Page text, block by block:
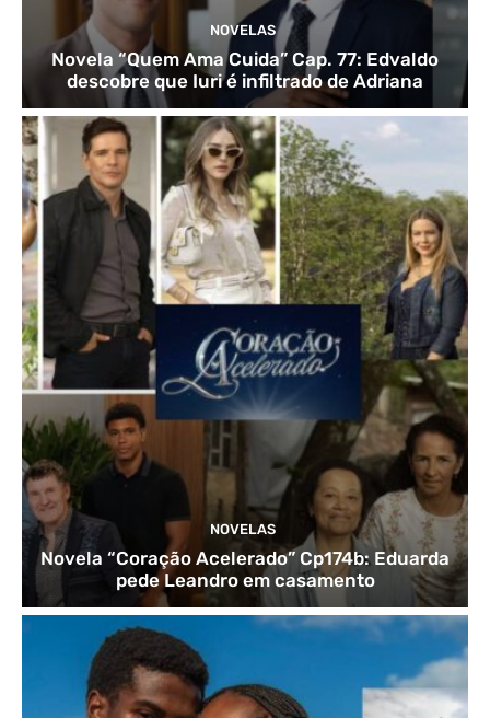
NOVELAS
Novela “Quem Ama Cuida” Cap. 77: Edvaldo
descobre que Iuri é infiltrado de Adriana
NOVELAS
Novela “Coração Acelerado” Cp174b: Eduarda
pede Leandro em casamento